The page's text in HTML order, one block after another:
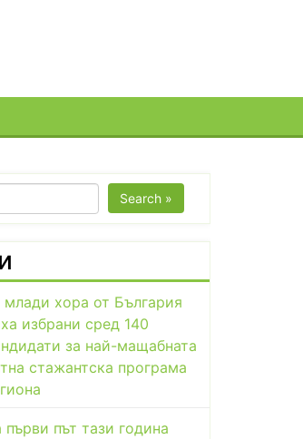
Search »
млади хора от България
избрани сред 140
за най-мащабната
стажантска програма
първи път тази година